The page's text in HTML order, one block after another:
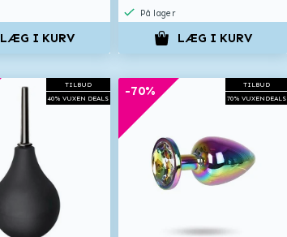
LÆG I KURV
På lager
LÆG I KURV
TILBUD
40% VUXEN DEALS
TILBUD
70% VUXENDEALS
-70%